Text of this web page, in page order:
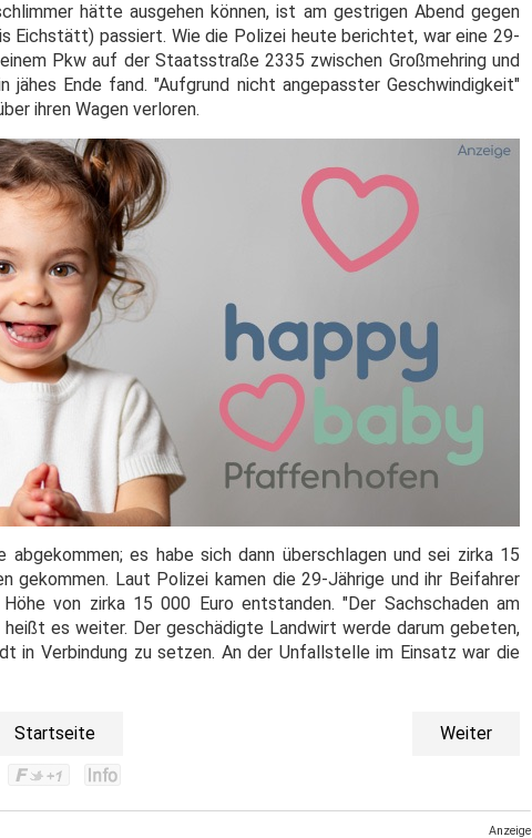
hätte ausgehen können, ist am gestrigen Abend gegen
Eichstätt) passiert. Wie die Polizei heute berichtet, war eine 29-
Pkw auf der Staatsstraße 2335 zwischen Großmehring und
jähes Ende fand. "Aufgrund nicht angepasster Geschwindigkeit"
ihren Wagen verloren.
es habe sich dann überschlagen und sei zirka 15
gekommen. Laut Polizei kamen die 29-Jährige und ihr Beifahrer
von zirka 15 000 Euro entstanden. "Der Sachschaden am
es weiter. Der geschädigte Landwirt werde darum gebeten,
in Verbindung zu setzen. An der Unfallstelle im Einsatz war die
Startseite Weiter
Anzeige